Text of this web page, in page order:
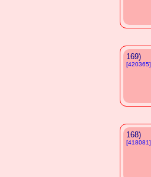
169)
[420365]
168)
[418081]